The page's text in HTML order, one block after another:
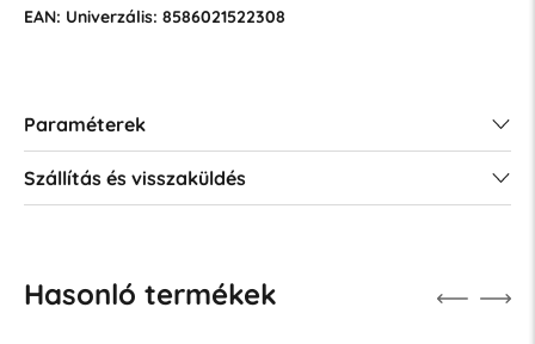
EAN: Univerzális: 8586021522308
Paraméterek
Szállítás és visszaküldés
Hasonló termékek